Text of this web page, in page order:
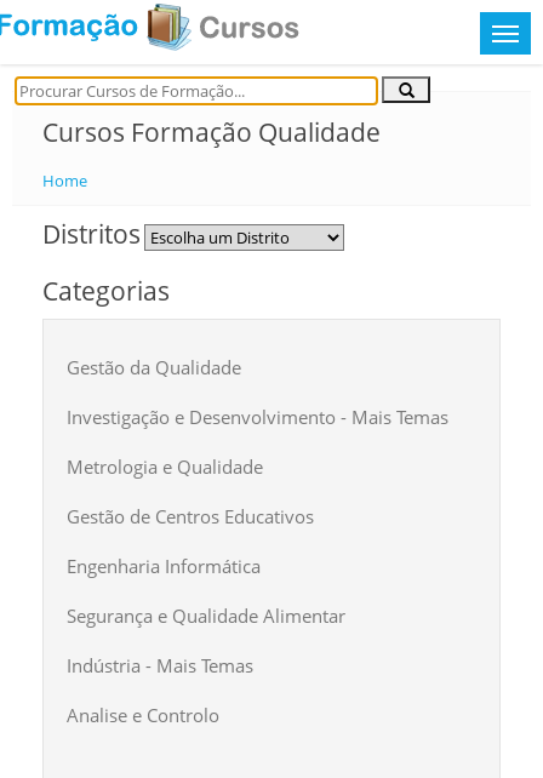
Cursos Formação Qualidade
Home
Distritos
Categorias
Gestão da Qualidade
Investigação e Desenvolvimento - Mais Temas
Metrologia e Qualidade
Gestão de Centros Educativos
Engenharia Informática
Segurança e Qualidade Alimentar
Indústria - Mais Temas
Analise e Controlo